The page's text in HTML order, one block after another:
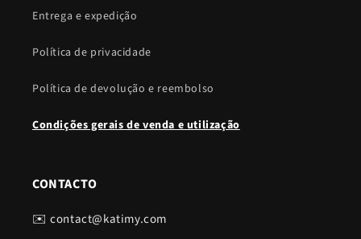
Entrega e expedição
Política de privacidade
Política de devolução e reembolso
Condições gerais de venda e utilização
CONTACTO
✉️ contact@katimy.com